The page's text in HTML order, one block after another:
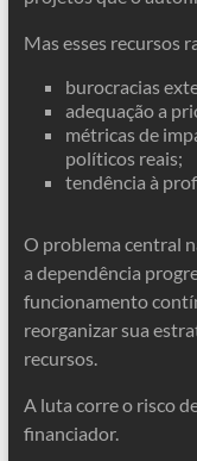
Mas esses recursos
burocracias
adequação a
métricas de
políticos reais;
tendência à
O problema central
a dependência
funcionamento
reorganizar sua
recursos.
A luta corre o risco
financiador.